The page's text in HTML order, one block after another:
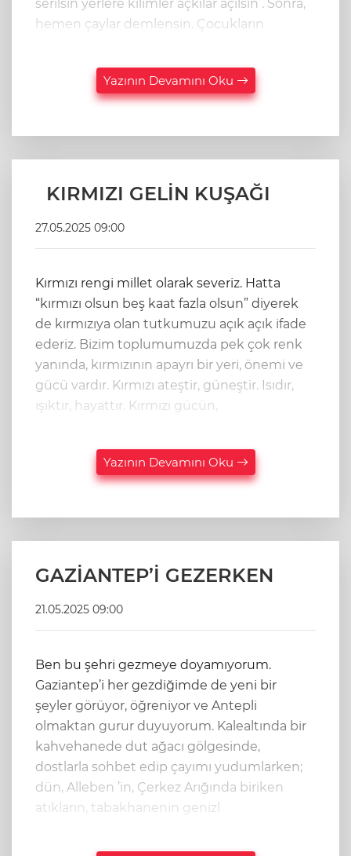
serilsin yerlere kilimler açkılar açılsın . Sonra,
hemen çaylar demlensin. Çocukların
Yazının Devamını Oku
KIRMIZI GELİN KUŞAĞI
27.05.2025 09:00
Kırmızı rengi millet olarak severiz. Hatta
“kırmızı olsun beş kaat fazla olsun” diyerek
de kırmızıya olan tutkumuzu açık açık ifade
ederiz. Bizim toplumumuzda pek çok renk
yanında, kırmızının apayrı bir yeri, önemi ve
gücü vardır. Kırmızı ateştir, güneştir. Isıdır,
ışıktır, hayattır. Kırmızı gücün,
Yazının Devamını Oku
GAZİANTEP’İ GEZERKEN
21.05.2025 09:00
Ben bu şehri gezmeye doyamıyorum.
Gaziantep’i her gezdiğimde de yeni bir
şeyler görüyor, öğreniyor ve Antepli
olmaktan gurur duyuyorum. Kalealtında bir
kahvehanede dut ağacı gölgesinde,
dostlarla sohbet edip çayımı yudumlarken;
dün, Alleben ’in, Çerkez Arığında biriken
atıkların, tabakhanenin genizl